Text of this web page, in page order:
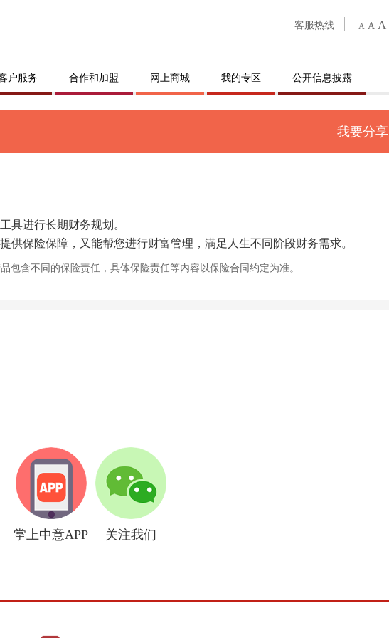
客服热线 A A A
户服务 合作和加盟 网上商城 我的专区 公开信息披露
我要分享
具进行长期财务规划。
供保险保障，又能帮您进行财富管理，满足人生不同阶段财务需求。
包含不同的保险责任，具体保险责任等内容以保险合同约定为准。
掌上中意APP 关注我们